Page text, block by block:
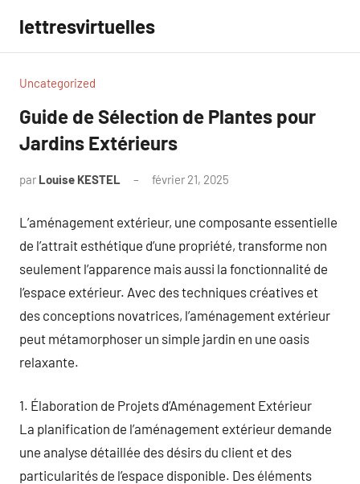
contenu
lettresvirtuelles
Uncategorized
Guide de Sélection de Plantes pour
Jardins Extérieurs
par Louise KESTEL février 21, 2025
L’aménagement extérieur, une composante essentielle
de l’attrait esthétique d’une propriété, transforme non
seulement l’apparence mais aussi la fonctionnalité de
l’espace extérieur. Avec des techniques créatives et
des conceptions novatrices, l’aménagement extérieur
peut métamorphoser un simple jardin en une oasis
relaxante.
1. Élaboration de Projets d’Aménagement Extérieur
La planification de l’aménagement extérieur demande
une analyse détaillée des désirs du client et des
particularités de l’espace disponible. Des éléments